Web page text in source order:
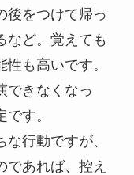
後をつけて帰っ
など。覚えても
も高いです。
できなくなっ
す。
行動ですが、
であれば、控え